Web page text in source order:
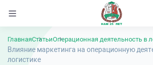
ГлавнаяСтатьиОперационная деятельность в
Влияние маркетинга на операционную
логистике